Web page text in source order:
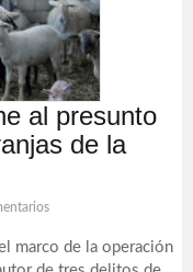
al presunto
de la
marco de la operación